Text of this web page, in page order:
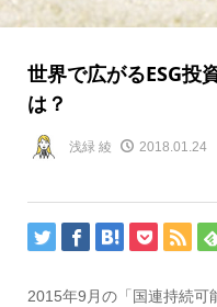
世界で広がるESG投
は？
浅緑 綾 2018.01.24
2015年9月の「国連持続可